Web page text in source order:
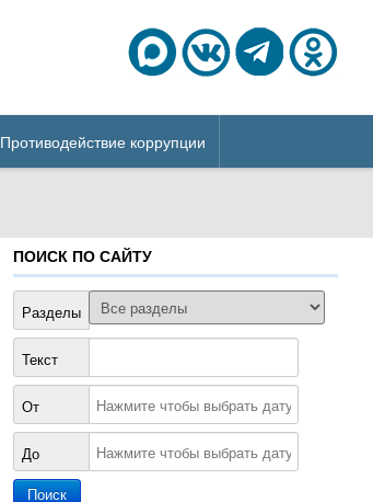
Противодействие коррупции
ПОИСК ПО САЙТУ
Разделы
Текст
От
До